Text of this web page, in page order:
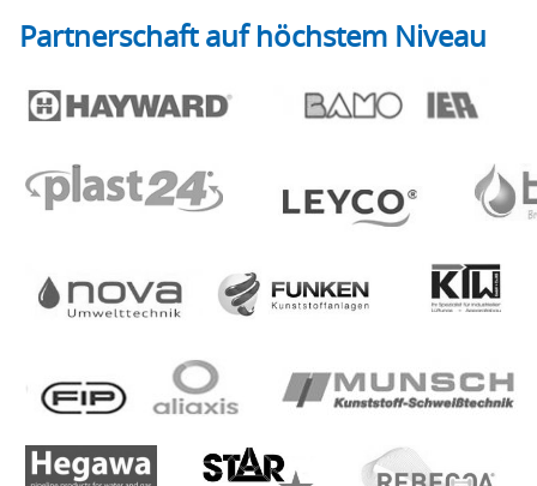
Partnerschaft auf höchstem Niveau